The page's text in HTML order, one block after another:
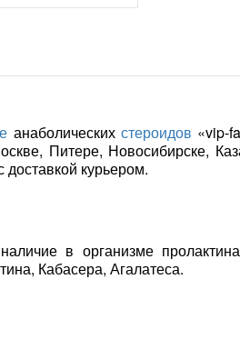
анаболических стероидов «vip-
Питере, Новосибирске,
курьером.
в организме
Кабасера, Агалатеса.